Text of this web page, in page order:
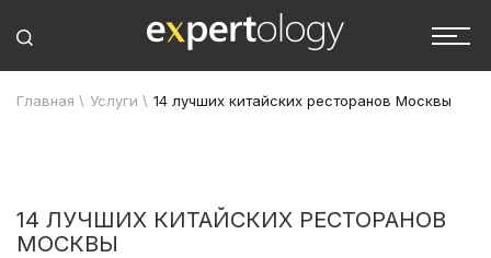
Главная \ Услуги \ 14 лучших китайских ресторанов Москвы
14 ЛУЧШИХ КИТАЙСКИХ РЕСТОРАНОВ
МОСКВЫ